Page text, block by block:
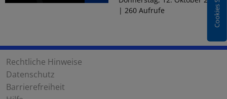
| 260 Aufrufe
Rechtliche Hinweise
Datenschutz
Barrierefreiheit